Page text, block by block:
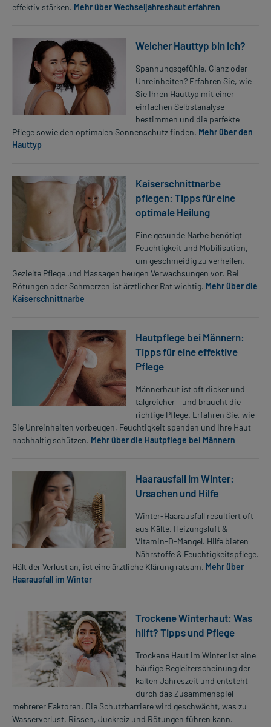
effektiv stärken. Mehr über Wechseljahreshaut erfahren
Welcher Hauttyp bin ich?
Spannungsgefühle, Glanz oder
Unreinheiten? Erfahren Sie, wie
Sie Ihren Hauttyp mit einer
einfachen Selbstanalyse
bestimmen und die perfekte
Pflege sowie den optimalen Sonnenschutz finden. Mehr über den
Hauttyp
Kaiserschnittnarbe
pflegen: Tipps für eine
optimale Heilung
Eine gesunde Narbe benötigt
Feuchtigkeit und Mobilisation,
um geschmeidig zu verheilen.
Gezielte Pflege und Massagen beugen Verwachsungen vor. Bei
Rötungen oder Schmerzen ist ärztlicher Rat wichtig. Mehr über die
Kaiserschnittnarbe
Hautpflege bei Männern:
Tipps für eine effektive
Pflege
Männerhaut ist oft dicker und
talgreicher – und braucht die
richtige Pflege. Erfahren Sie, wie
Sie Unreinheiten vorbeugen, Feuchtigkeit spenden und Ihre Haut
nachhaltig schützen. Mehr über die Hautpflege bei Männern
Haarausfall im Winter:
Ursachen und Hilfe
Winter-Haarausfall resultiert oft
aus Kälte, Heizungsluft &
Vitamin-D-Mangel. Hilfe bieten
Nährstoffe & Feuchtigkeitspflege.
Hält der Verlust an, ist eine ärztliche Klärung ratsam. Mehr über
Haarausfall im Winter
Trockene Winterhaut: Was
hilft? Tipps und Pflege
Trockene Haut im Winter ist eine
häufige Begleiterscheinung der
kalten Jahreszeit und entsteht
durch das Zusammenspiel
mehrerer Faktoren. Die Schutzbarriere wird geschwächt, was zu
Wasserverlust, Rissen, Juckreiz und Rötungen führen kann.